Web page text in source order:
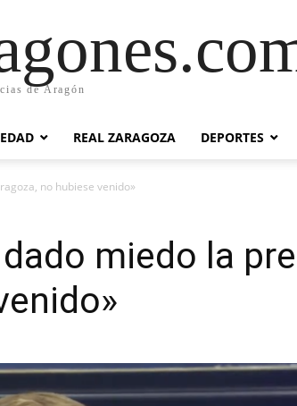
de Aragón
REAL ZARAGOZA DEPORTES
no hubiese venido»
miedo la